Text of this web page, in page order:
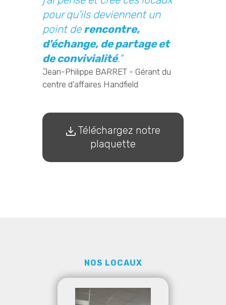
pour qu'ils deviennent un
point de rencontre,
d'échange, de partage et
de convivialité."
Jean-Philippe BARRET - Gérant du
centre d'affaires Handfield
Téléchargez notre
plaquette
NOS LOCAUX